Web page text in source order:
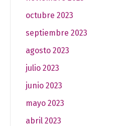
octubre 2023
septiembre 2023
agosto 2023
julio 2023
junio 2023
mayo 2023
abril 2023